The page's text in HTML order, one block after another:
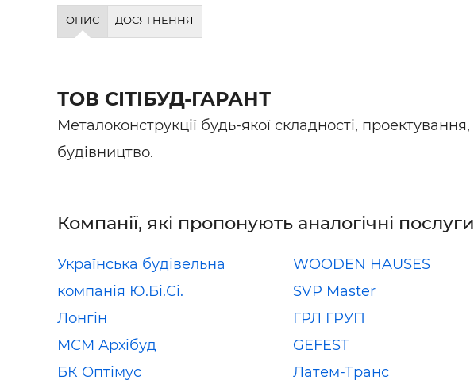
ОПИС ДОСЯГНЕННЯ
ТОВ СІТІБУД-ГАРАНТ
Металоконструкції будь-якої складності, проектування,
будівництво.
Компанії, які пропонують аналогічні послуги
Українська будівельна
компанія Ю.Бі.Сі.
WOODEN HAUSES
SVP Master
Лонгін
ГРЛ ГРУП
МСМ Архібуд
GEFEST
БК Оптімус
Латем-Транс